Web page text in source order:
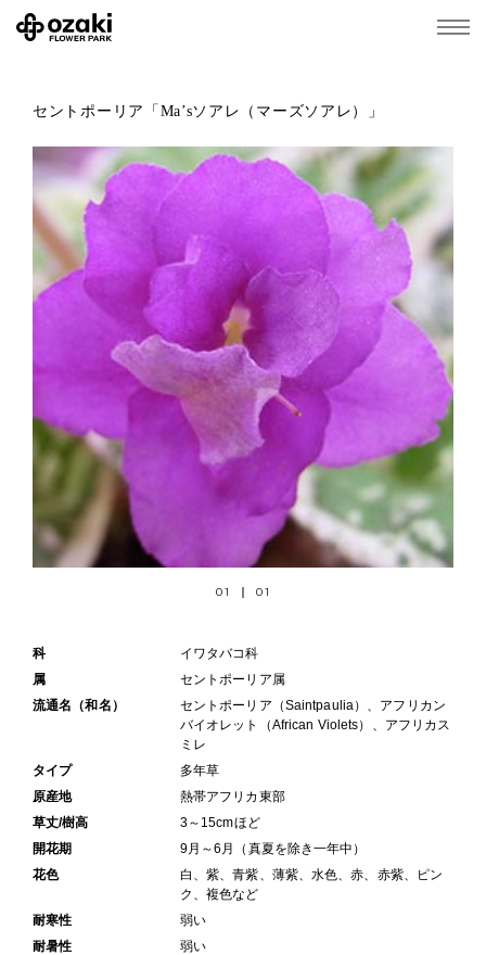
セントポーリア「Ma’sソアレ（マーズソアレ）」
01 01
科
イワタバコ科
属
セントポーリア属
流通名（和名）
セントポーリア（Saintpaulia）、アフリカン
バイオレット（African Violets）、アフリカス
ミレ
タイプ
多年草
原産地
熱帯アフリカ東部
草丈/樹高
3～15cmほど
開花期
9月～6月（真夏を除き一年中）
花色
白、紫、青紫、薄紫、水色、赤、赤紫、ピン
ク、複色など
耐寒性
弱い
耐暑性
弱い